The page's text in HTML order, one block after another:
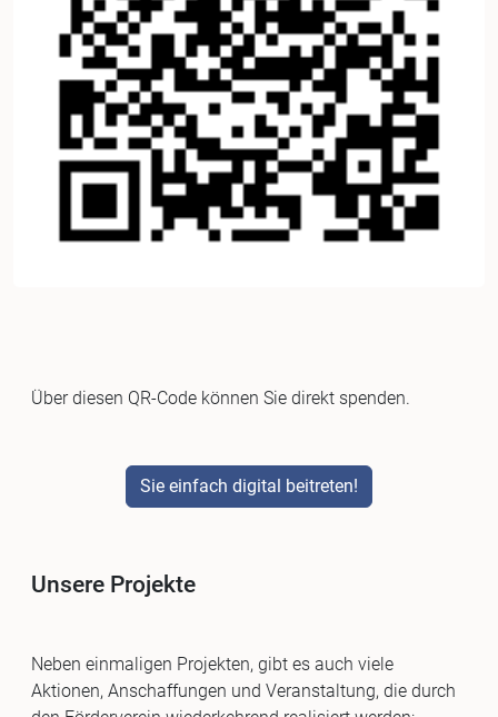
Über diesen QR-Code können Sie direkt spenden.
Sie einfach digital beitreten!
Unsere Projekte
Neben einmaligen Projekten, gibt es auch viele
Aktionen, Anschaffungen und Veranstaltung, die durch